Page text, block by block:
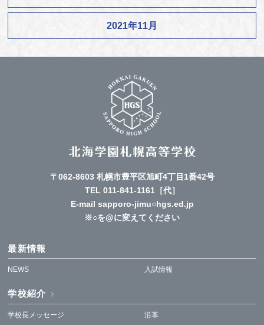
2021年11月
〒062-8603 札幌市豊平区旭町4丁目1番42号
TEL 011-841-1161 ［代］
E-mail sapporo-jimu○hgs.ed.jp
※○を@に変えてください
最新情報
NEWS 入試情報
学校紹介
学校長メッセージ
沿革